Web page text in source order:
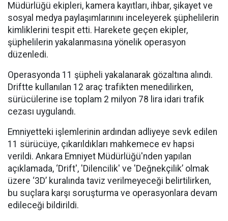
Müdürlüğü ekipleri, kamera kayıtları, ihbar, şikayet ve
sosyal medya paylaşımlarınını inceleyerek şüphelilerin
kimliklerini tespit etti. Harekete geçen ekipler,
şüphelilerin yakalanmasına yönelik operasyon
düzenledi.
Operasyonda 11 şüpheli yakalanarak gözaltına alındı.
Driftte kullanılan 12 araç trafikten menedilirken,
sürücülerine ise toplam 2 milyon 78 lira idari trafik
cezası uygulandı.
Emniyetteki işlemlerinin ardından adliyeye sevk edilen
11 sürücüye, çıkarıldıkları mahkemece ev hapsi
verildi. Ankara Emniyet Müdürlüğü'nden yapılan
açıklamada, ‘Drift', 'Dilencilik' ve 'Değnekçilik’ olmak
üzere ‘3D’ kuralında taviz verilmeyeceği belirtilirken,
bu suçlara karşı soruşturma ve operasyonlara devam
edileceği bildirildi.